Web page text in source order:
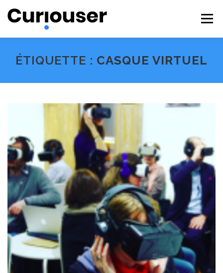
contenu
Menu
NOS EXPERTISES FORMATIONS CURIOUSER
ÉTIQUETTE : CASQUE VIRTUEL